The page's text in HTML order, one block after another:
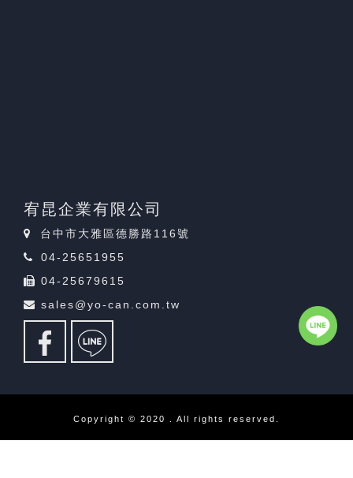
宥昆企業有限公司
台中市大雅區德勝路116號
04-25651955
04-25679615
sales@yo-can.com.tw
Copyright © 2020 . All rights reserved.